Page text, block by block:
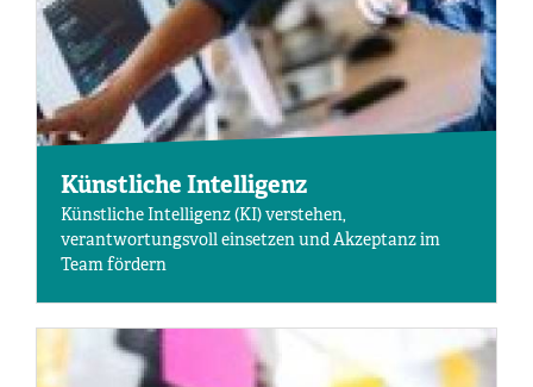
Künstliche Intelligenz
Künstliche Intelligenz (KI) verstehen,
verantwortungsvoll einsetzen und Akzeptanz im
Team fördern